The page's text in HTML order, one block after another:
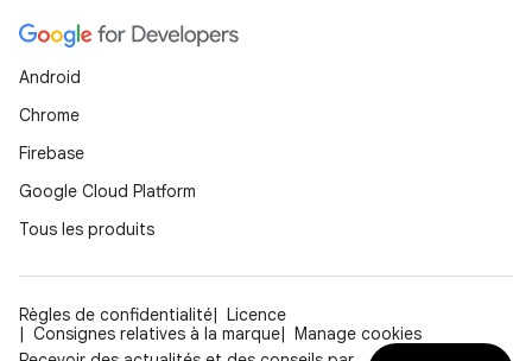
Android
Chrome
Firebase
Google Cloud Platform
Tous les produits
Règles de confidentialité
Licence
Consignes relatives à la marque
Manage cookies